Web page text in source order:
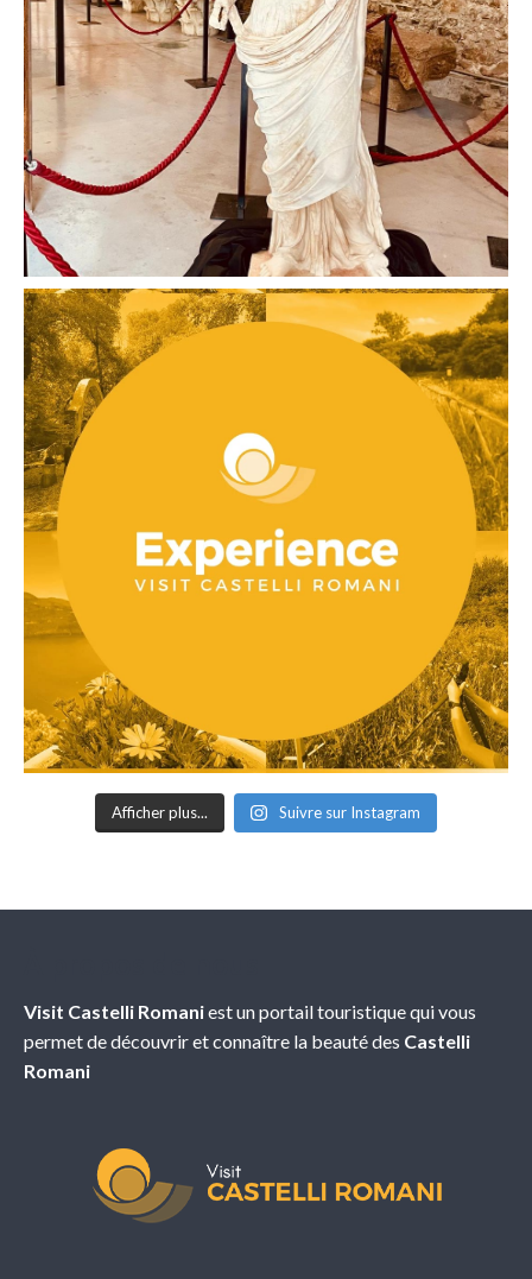
Afficher plus... Suivre sur Instagram
Visit Castelli Romaniest un portail touristique qui vous
permet de découvrir et connaître la beauté des Castelli
Romani